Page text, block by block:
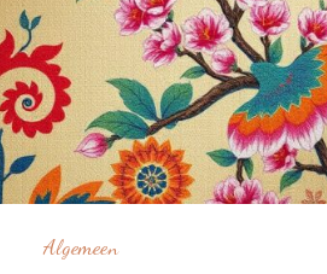
Algemeen